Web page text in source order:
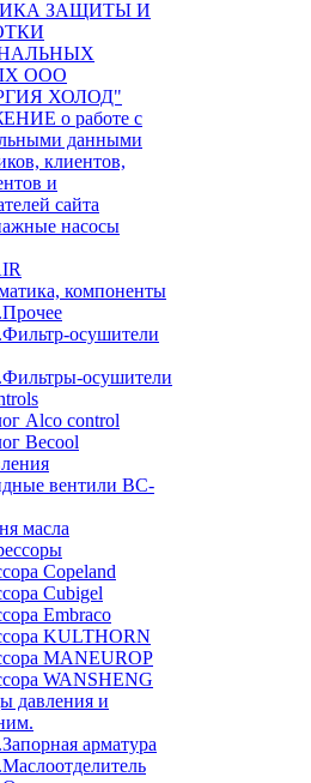
ЗАЩИТЫ И
ООО
ХОЛОД"
о работе с
данными
клиентов,
и
сайта
насосы
компоненты
осушители
осушители
Alco control
Becool
вентили BC-
масла
Copeland
Cubigel
Embraco
KULTHORN
MANEUROP
WANSHENG
давления и
арматура